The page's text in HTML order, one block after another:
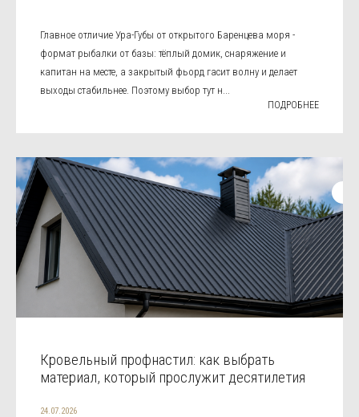
Главное отличие Ура-Губы от открытого Баренцева моря -
формат рыбалки от базы: тёплый домик, снаряжение и
капитан на месте, а закрытый фьорд гасит волну и делает
выходы стабильнее. Поэтому выбор тут н...
ПОДРОБНЕЕ
Кровельный профнастил: как выбрать
материал, который прослужит десятилетия
24.07.2026